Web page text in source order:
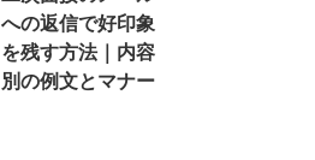
への返信で好印象
を残す方法｜内容
別の例文とマナー